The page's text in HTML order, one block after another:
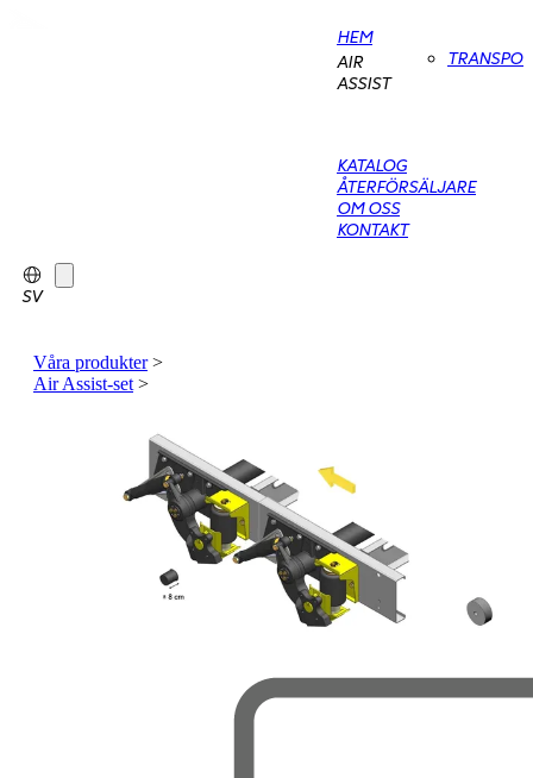
HEM
AIR
ASSIST
KATALOG
ÅTERFÖRSÄLJARE
OM OSS
KONTAKT
SV
Våra produkter>
Air Assist-set >